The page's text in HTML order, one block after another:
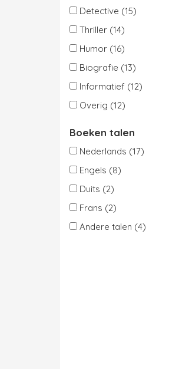
Detective (15)
Thriller (14)
Humor (16)
Biografie (13)
Informatief (12)
Overig (12)
Boeken talen
Nederlands (17)
Engels (8)
Duits (2)
Frans (2)
Andere talen (4)